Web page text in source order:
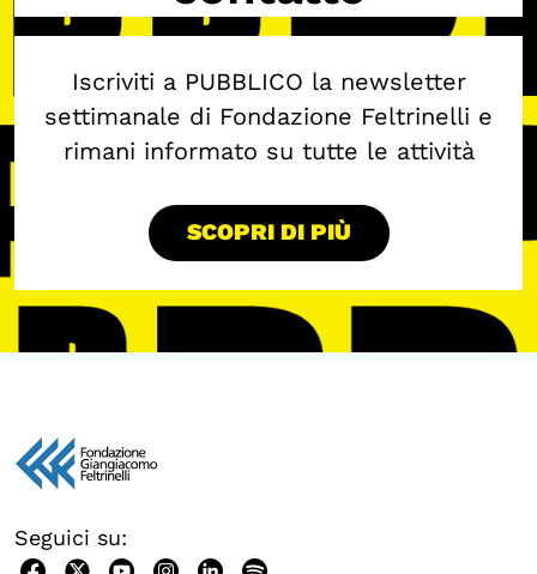
Iscriviti a PUBBLICO la newsletter
settimanale di Fondazione Feltrinelli e
rimani informato su tutte le attività
SCOPRI DI PIÙ
Seguici su: